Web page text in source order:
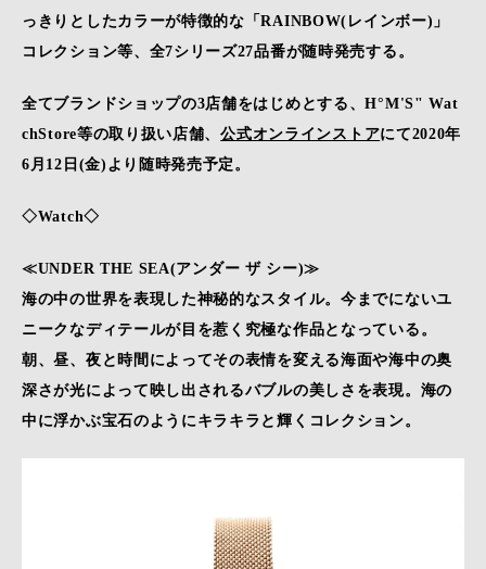
っきりとしたカラーが特徴的な「RAINBOW(レインボー)」
コレクション等、全7シリーズ27品番が随時発売する。
全てブランドショップの3店舗をはじめとする、H°M'S" Wat
chStore等の取り扱い店舗、公式オンラインストアにて2020年
6月12日(金)より随時発売予定。
◇Watch◇
≪UNDER THE SEA(アンダー ザ シー)≫
海の中の世界を表現した神秘的なスタイル。今までにないユ
ニークなディテールが目を惹く究極な作品となっている。
朝、昼、夜と時間によってその表情を変える海面や海中の奥
深さが光によって映し出されるバブルの美しさを表現。海の
中に浮かぶ宝石のようにキラキラと輝くコレクション。